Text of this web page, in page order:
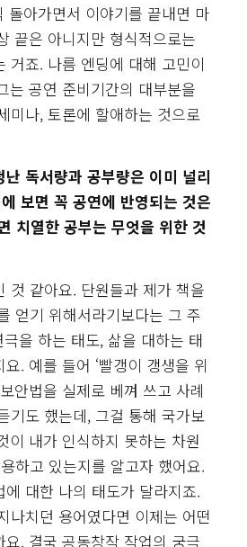
돌아가면서 이야기를 끝내면 마
끝은 아니지만 형식적으로는
거죠. 나름 엔딩에 대해 고민이
는 공연 준비기간의 대부분을
미나, 토론에 할애하는 것으로
독서량과 공부량은 이미 널리
보면 꼭 공연에 반영되는 것은
치열한 공부는 무엇을 위한 것
것 같아요. 단원들과 제가 책을
얻기 위해서라기보다는 그 주
을 하는 태도, 삶을 대하는 태
. 예를 들어 ‘빨갱이 갱생을 위
안법을 실제로 베껴 쓰고 사례
기도 했는데, 그걸 통해 국가보
이 내가 인식하지 못하는 차원
하고 있는지를 알고자 했어요.
대한 나의 태도가 달라지죠.
나치던 용어였다면 이제는 어떤
. 결국 공동창작 작업의 궁극